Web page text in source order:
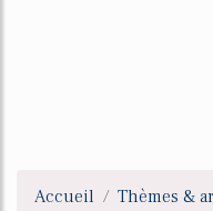
Accueil
Thèmes &